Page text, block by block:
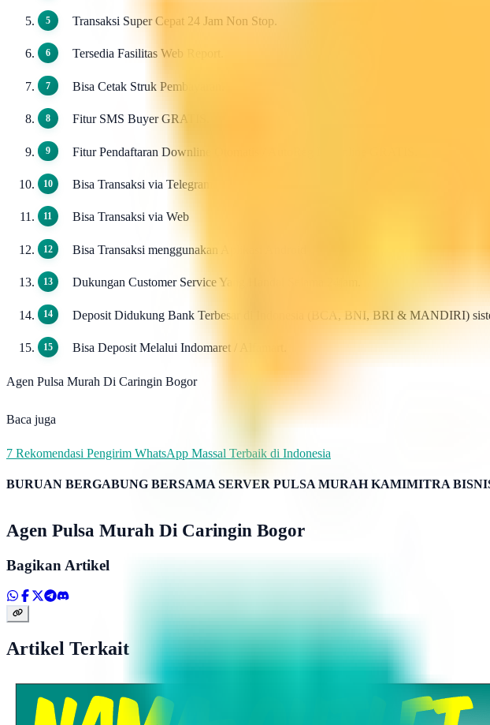
Transaksi Super Cepat 24 Jam Non Stop.
Tersedia Fasilitas Web Report.
Bisa Cetak Struk Pembayaran.
Fitur SMS Buyer GRATIS.
Fitur Pendaftaran Downline Otomatis / AutoReg Downline GRATIS.
Bisa Transaksi via Telegram
Bisa Transaksi via Web
Bisa Transaksi menggunakan Aplikasi Android
Dukungan Customer Service Yang Handal Selama 24jam.
Deposit Didukung Bank Terbesar di Indonesia (BCA, BNI, BRI & MANDIRI)
Bisa Deposit Melalui Indomaret / Alfamart.
Agen Pulsa Murah Di Caringin Bogor
Baca juga
7 Rekomendasi Pengirim WhatsApp Massal Terbaik di Indonesia
BURUAN BERGABUNG BERSAMA SERVER PULSA MURAH KAMIMITRA
Agen Pulsa Murah Di Caringin Bogor
Bagikan Artikel
Artikel Terkait